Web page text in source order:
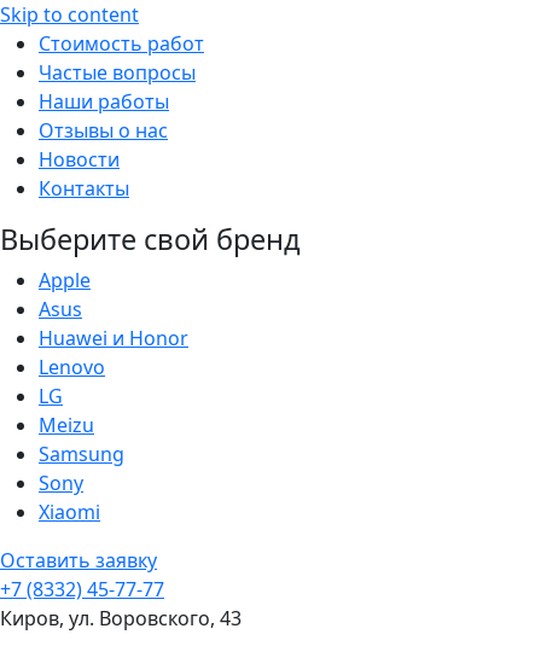
Skip to content
Стоимость работ
Частые вопросы
Наши работы
Отзывы о нас
Новости
Контакты
Выберите свой бренд
Apple
Asus
Huawei и Honor
Lenovo
LG
Meizu
Samsung
Sony
Xiaomi
Оставить заявку
+7 (8332) 45-77-77
Киров, ул. Воровского, 43